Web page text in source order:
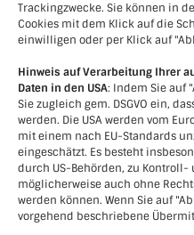
Trackingzwecke. Sie können in
Cookies mit dem Klick auf die
einwilligen oder per Klick auf
Hinweis auf Verarbeitung Ihrer
Daten in den USA: Indem Sie auf
Sie zugleich gem. DSGVO ein,
werden. Die USA werden vom
mit einem nach EU-Standards
eingeschätzt. Es besteht
durch US-Behörden, zu Kontroll-
möglicherweise auch ohne
werden können. Wenn Sie auf
vorgehend beschriebene